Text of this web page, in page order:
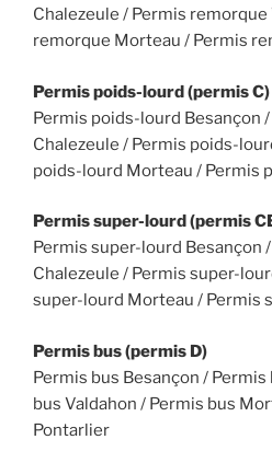
Chalezeule / Permis remorque
remorque Morteau / Permis
Permis poids-lourd (permis C)
Permis poids-lourd Besançon
Chalezeule / Permis poids-
poids-lourd Morteau / Permis
Permis super-lourd (permis
Permis super-lourd Besançon
Chalezeule / Permis super-
super-lourd Morteau / Permis
Permis bus (permis D)
Permis bus Besançon /
bus Valdahon / Permis bus
Pontarlier